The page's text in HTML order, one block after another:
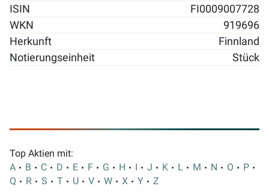
ISIN
FI0009007728
WKN
919696
Herkunft
Finnland
Notierungseinheit
Stück
Top Aktien mit:
A
B C D E F G H I J K L M N O
P
Q
R S T U V W X Y Z